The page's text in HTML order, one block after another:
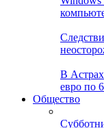
В
евро по
Общество